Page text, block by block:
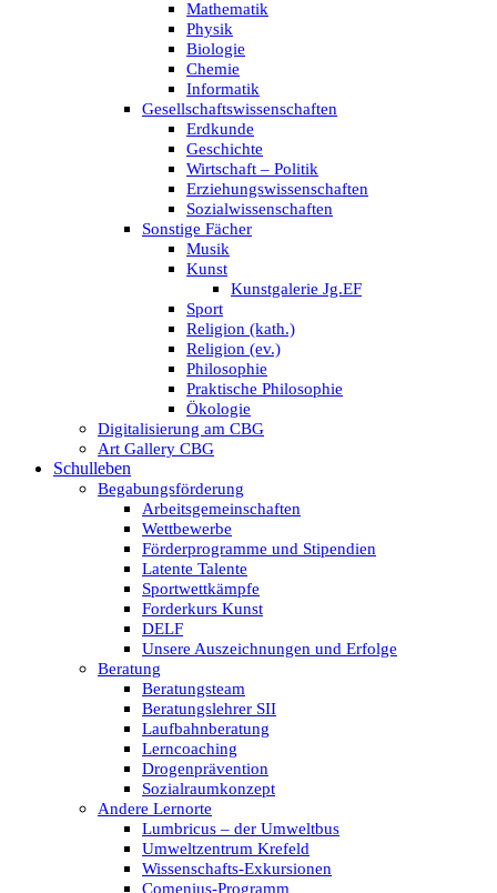
Mathematik
Physik
Biologie
Chemie
Informatik
Gesellschaftswissenschaften
Erdkunde
Geschichte
Wirtschaft – Politik
Erziehungswissenschaften
Sozialwissenschaften
Sonstige Fächer
Musik
Kunst
Kunstgalerie Jg.EF
Sport
Religion (kath.)
Religion (ev.)
Philosophie
Praktische Philosophie
Ökologie
Digitalisierung am CBG
Art Gallery CBG
Schulleben
Begabungsförderung
Arbeitsgemeinschaften
Wettbewerbe
Förderprogramme und Stipendien
Latente Talente
Sportwettkämpfe
Forderkurs Kunst
DELF
Unsere Auszeichnungen und Erfolge
Beratung
Beratungsteam
Beratungslehrer SII
Laufbahnberatung
Lerncoaching
Drogenprävention
Sozialraumkonzept
Andere Lernorte
Lumbricus – der Umweltbus
Umweltzentrum Krefeld
Wissenschafts-Exkursionen
Comenius-Programm